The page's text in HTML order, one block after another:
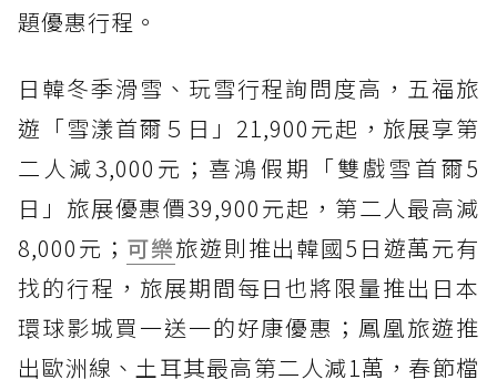
題優惠行程。
日韓冬季滑雪、玩雪行程詢問度高，五福旅
遊「雪漾首爾５日」21,900元起，旅展享第
二人減3,000元；喜鴻假期「雙戲雪首爾5
日」旅展優惠價39,900元起，第二人最高減
8,000元； 可樂旅遊則推出韓國5日遊萬元有
找的行程，旅展期間每日也將限量推出日本
環球影城買一送一的好康優惠；鳳凰旅遊推
出歐洲線、土耳其最高第二人減1萬，春節檔